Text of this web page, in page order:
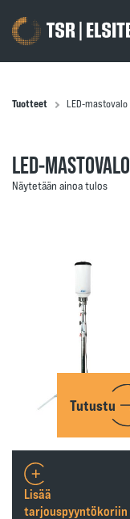
Tuotteet LED-mastovalo
LED-MASTOVALO
Näytetään ainoa tulos
Tutustu
Lisää
tarjouspyyntökoriin